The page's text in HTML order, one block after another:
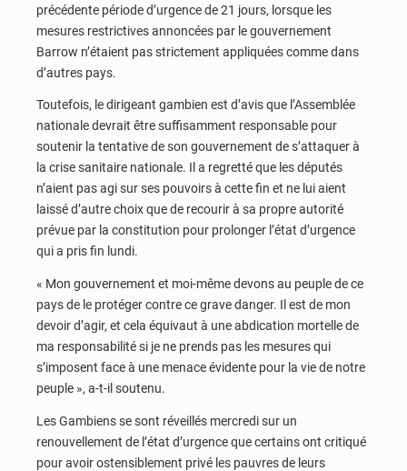
précédente période d’urgence de 21 jours, lorsque les
mesures restrictives annoncées par le gouvernement
Barrow n’étaient pas strictement appliquées comme dans
d’autres pays.
Toutefois, le dirigeant gambien est d’avis que l’Assemblée
nationale devrait être suffisamment responsable pour
soutenir la tentative de son gouvernement de s’attaquer à
la crise sanitaire nationale. Il a regretté que les députés
n’aient pas agi sur ses pouvoirs à cette fin et ne lui aient
laissé d’autre choix que de recourir à sa propre autorité
prévue par la constitution pour prolonger l’état d’urgence
qui a pris fin lundi.
« Mon gouvernement et moi-même devons au peuple de ce
pays de le protéger contre ce grave danger. Il est de mon
devoir d’agir, et cela équivaut à une abdication mortelle de
ma responsabilité si je ne prends pas les mesures qui
s’imposent face à une menace évidente pour la vie de notre
peuple », a-t-il soutenu.
Les Gambiens se sont réveillés mercredi sur un
renouvellement de l’état d’urgence que certains ont critiqué
pour avoir ostensiblement privé les pauvres de leurs